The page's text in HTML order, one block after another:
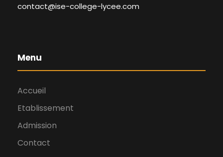
contact@ise-college-lycee.com
Menu
Accueil
Etablissement
Admission
Contact